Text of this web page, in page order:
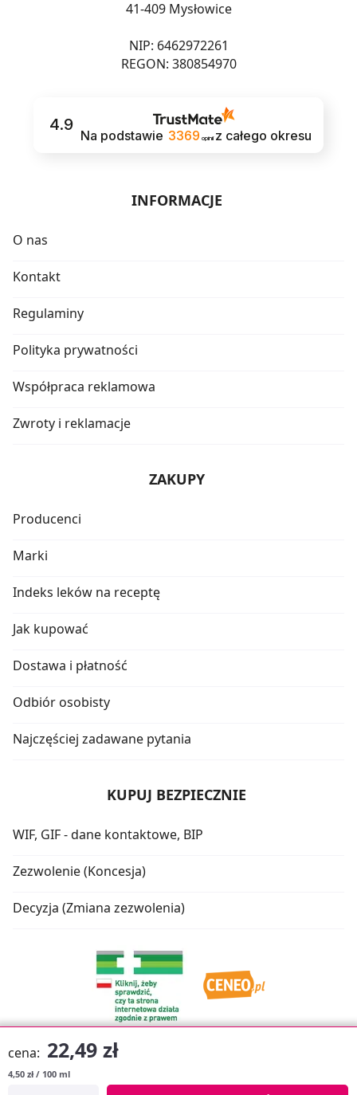
cena: 22,49 zł
4,50 zł / 100 ml
41-409 Mysłowice
NIP: 6462972261
REGON: 380854970
4.9
Na podstawie 3369 opinii z całego okresu
INFORMACJE
O nas
Kontakt
Regulaminy
Polityka prywatności
Współpraca reklamowa
Zwroty i reklamacje
ZAKUPY
Producenci
Marki
Indeks leków na receptę
Jak kupować
Dostawa i płatność
Odbiór osobisty
Najczęściej zadawane pytania
KUPUJ BEZPIECZNIE
WIF, GIF - dane kontaktowe, BIP
Zezwolenie (Koncesja)
Decyzja (Zmiana zezwolenia)
APTUSSHOP